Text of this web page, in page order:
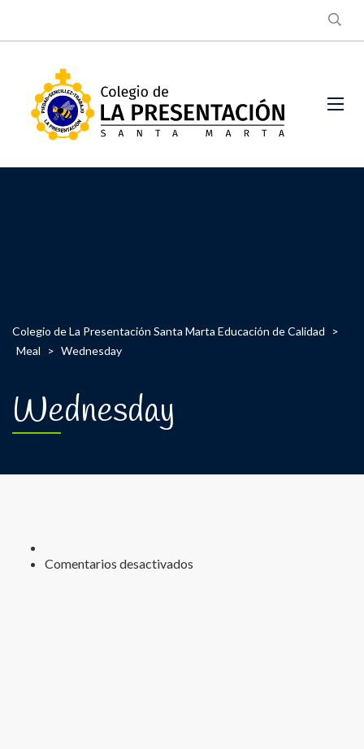
Colegio de La Presentación Santa Marta Educación de Calidad
>
Meal
> Wednesday
Wednesday
Comentarios desactivados